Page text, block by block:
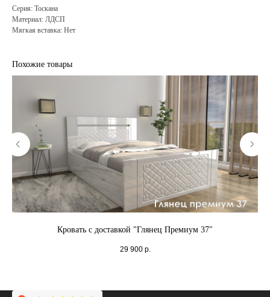
Серия: Тоскана
Материал: ЛДСП
Мягкая вставка: Нет
Похожие товары
Кровать с доставкой "Глянец Премиум 37"
29 900 р.